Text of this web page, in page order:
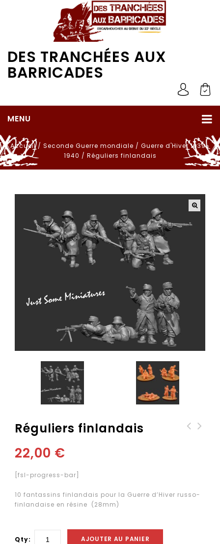
DES TRANCHÉES AUX
BARRICADES
MENU
Accueil/ Seconde Guerre mondiale / Guerre d'Hiver 1939-
1940 / Réguliers finlandais
Réguliers finlandais
22,00 €
[fsl-progress-bar]
10 fantassins finlandais pour la Guerre d’Hiver russo-
finlandaise en résine (28mm)
Qty: AJOUTER AU PANIER